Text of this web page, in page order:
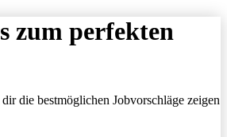
zum perfekten
die bestmöglichen Jobvorschläge zeigen